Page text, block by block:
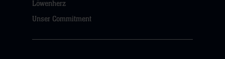
Löwenherz
Unser Commitment